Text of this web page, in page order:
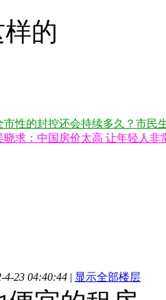
的
市性的封控还会持续多久？市民
晓求：中国房价太高 让年轻人非
4-23 04:40:44 | 显示全部楼层